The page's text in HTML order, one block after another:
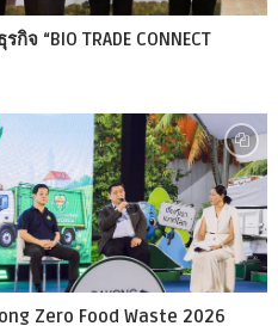
จ “BIO TRADE CONNECT
Zero Food Waste 2026